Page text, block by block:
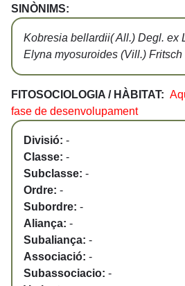
SINÒNIMS:
Kobresia bellardii( All.) Degl. ex
Elyna myosuroides (Vill.) Fritsch
FITOSOCIOLOGIA / HÀBITAT:
fase de desenvolupament
Divisió: -
Classe: -
Subclasse: -
Ordre: -
Subordre: -
Aliança: -
Subaliança: -
Associació: -
Subassociacio: -